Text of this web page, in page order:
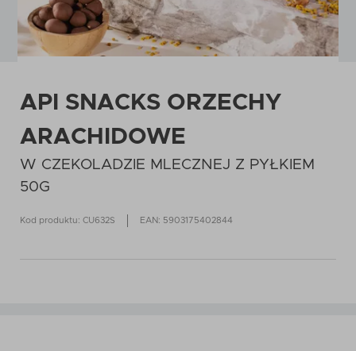
API SNACKS ORZECHY
ARACHIDOWE
W CZEKOLADZIE MLECZNEJ Z PYŁKIEM
50G
Kod produktu: CU632S EAN: 5903175402844